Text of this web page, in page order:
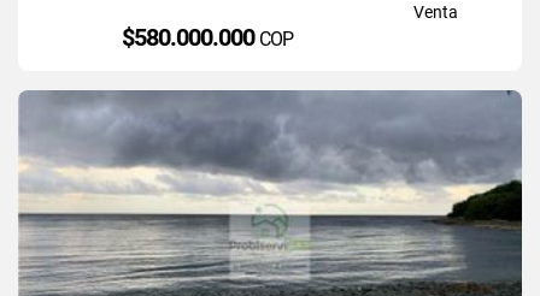
Venta
$580.000.000 COP